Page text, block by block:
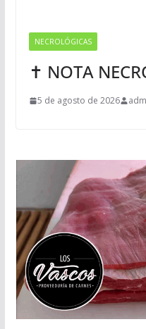
NECROLÓGICAS
✝ NOTA
5 de agosto de 2026